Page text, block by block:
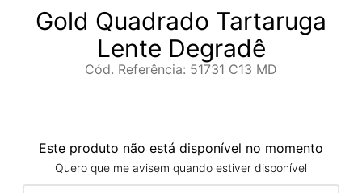
Gold Quadrado Tartaruga
Lente Degradê
Cód. Referência: 51731 C13 MD
Este produto não está disponível no momento
Quero que me avisem quando estiver disponível